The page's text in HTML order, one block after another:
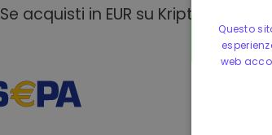
Se acquisti in EUR su Kriptomat,
Questo
web